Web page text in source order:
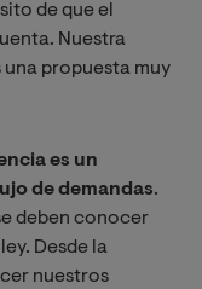
de que el
Nuestra
una propuesta muy
es un
de demandas.
deben conocer
Desde la
nuestros